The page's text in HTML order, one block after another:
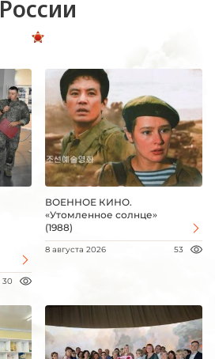
России
30
ВОЕННОЕ КИНО.
«Утомленное солнце»
(1988)
8 августа 2026 53